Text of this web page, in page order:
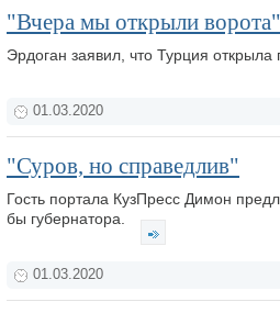
"Вчера мы открыли
Эрдоган заявил, что Турция
01.03.2020
"Суров, но справедлив"
Гость портала КузПресс Димон
бы губернатора.
01.03.2020